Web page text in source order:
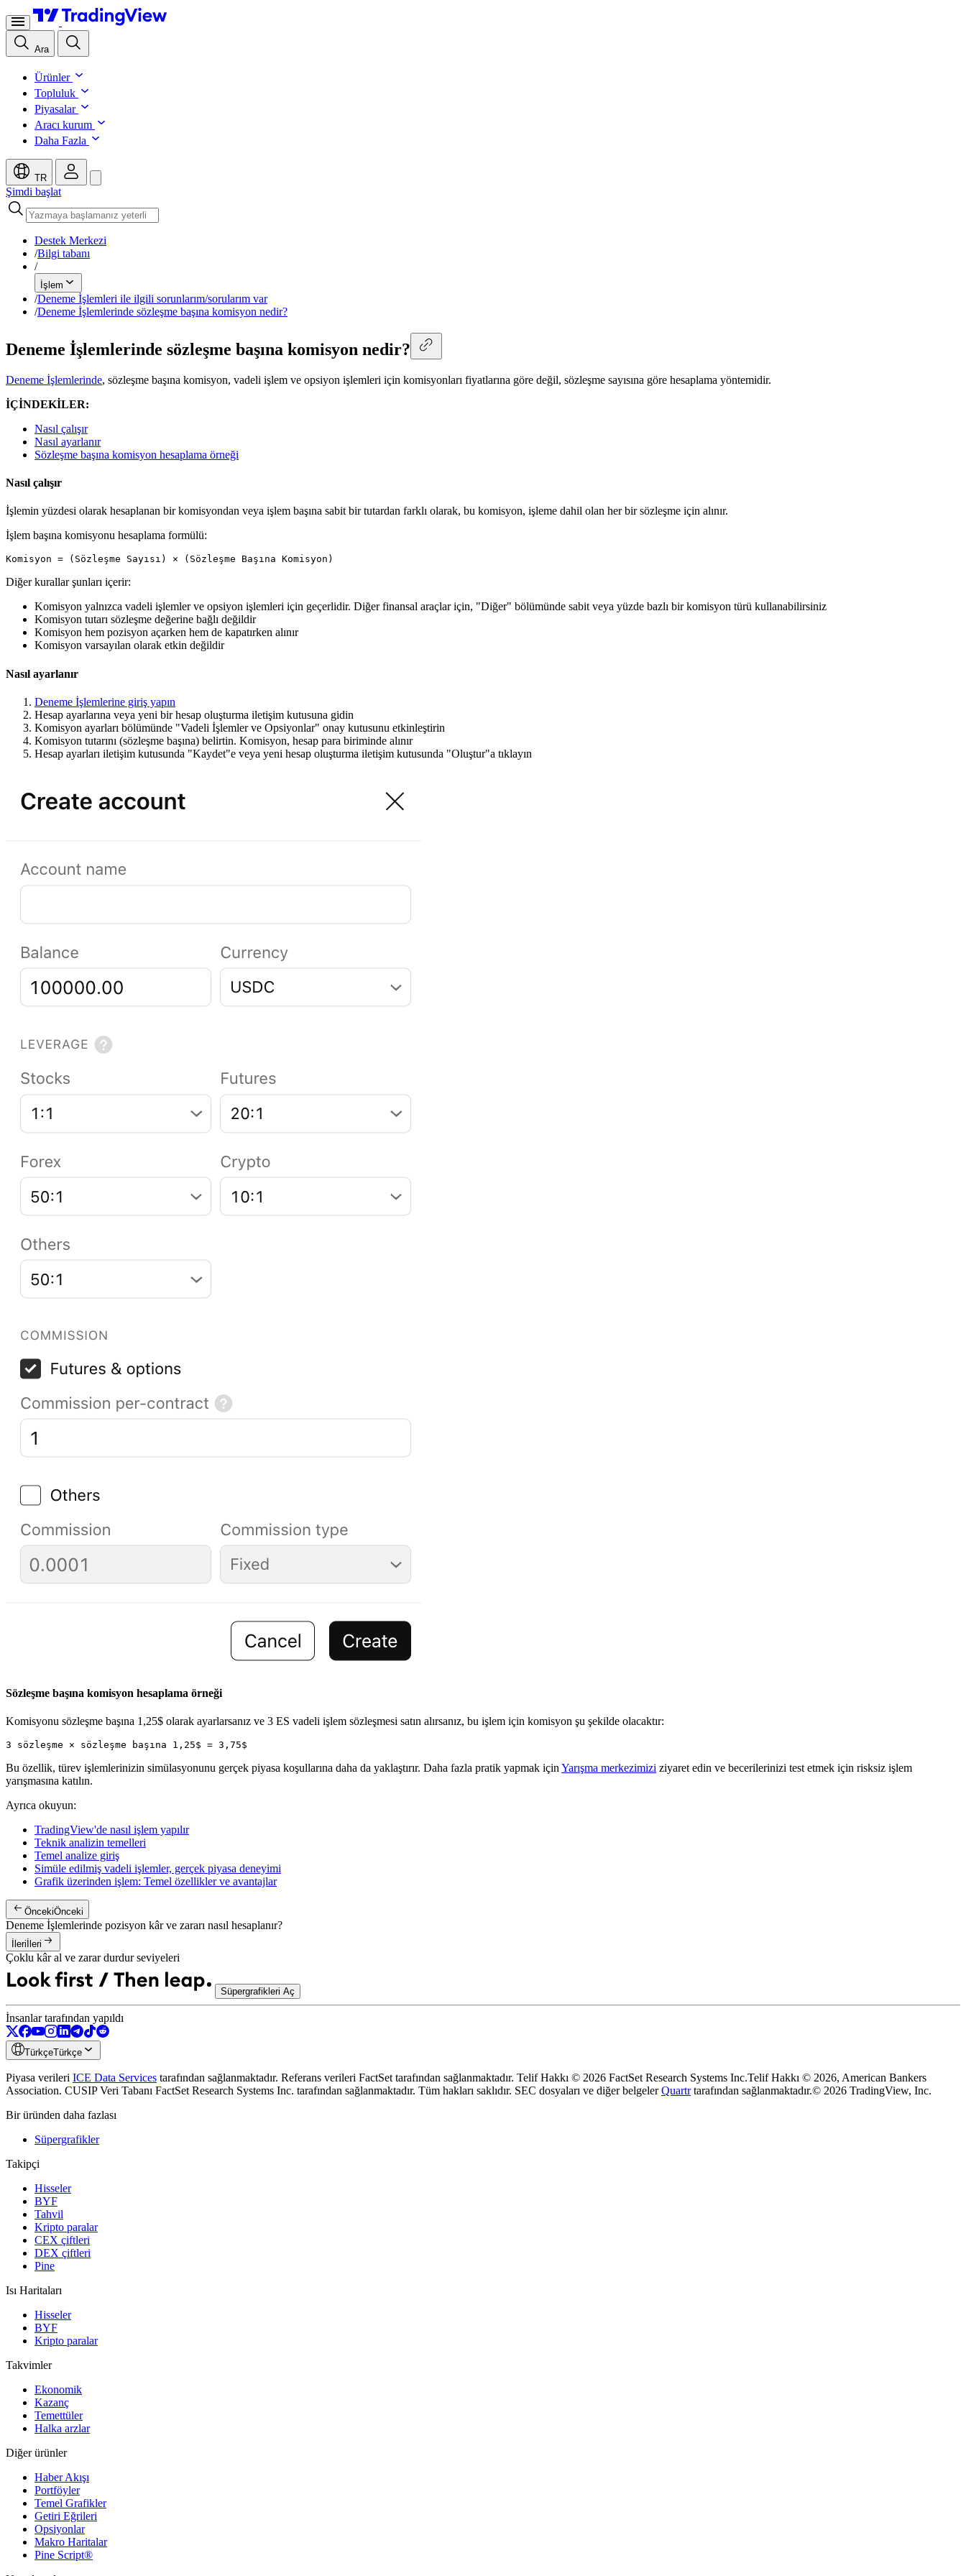
Ara
Ürünler
Topluluk
Piyasalar
Aracı kurum
Daha Fazla
TR
Şimdi başlat
Destek Merkezi
/Bilgi tabanı
/
İşlem
/Deneme İşlemleri ile ilgili sorunlarım/sorularım var
/Deneme İşlemlerinde sözleşme başına komisyon nedir?
Deneme İşlemlerinde sözleşme başına komisyon nedir?
Deneme İşlemlerinde, sözleşme başına komisyon, vadeli işlem ve opsiyon işlemleri için komisyonları fiyatlarına göre değil, sözleşme sayısına göre hesaplama yöntemidir.
İÇİNDEKİLER:
Nasıl çalışır
Nasıl ayarlanır
Sözleşme başına komisyon hesaplama örneği
Nasıl çalışır
İşlemin yüzdesi olarak hesaplanan bir komisyondan veya işlem başına sabit bir tutardan farklı olarak, bu komisyon, işleme dahil olan her bir sözleşme için alınır.
İşlem başına komisyonu hesaplama formülü:
Komisyon = (Sözleşme Sayısı) × (Sözleşme Başına Komisyon)
Diğer kurallar şunları içerir:
Komisyon yalnızca vadeli işlemler ve opsiyon işlemleri için geçerlidir. Diğer finansal araçlar için, "Diğer" bölümünde sabit veya yüzde bazlı bir komisyon türü kullanabilirsiniz
Komisyon tutarı sözleşme değerine bağlı değildir
Komisyon hem pozisyon açarken hem de kapatırken alınır
Komisyon varsayılan olarak etkin değildir
Nasıl ayarlanır
Deneme İşlemlerine giriş yapın
Hesap ayarlarına veya yeni bir hesap oluşturma iletişim kutusuna gidin
Komisyon ayarları bölümünde "Vadeli İşlemler ve Opsiyonlar" onay kutusunu etkinleştirin
Komisyon tutarını (sözleşme başına) belirtin. Komisyon, hesap para biriminde alınır
Hesap ayarları iletişim kutusunda "Kaydet"e veya yeni hesap oluşturma iletişim kutusunda "Oluştur"a tıklayın
Sözleşme başına komisyon hesaplama örneği
Komisyonu sözleşme başına 1,25$ olarak ayarlarsanız ve 3 ES vadeli işlem sözleşmesi satın alırsanız, bu işlem için komisyon şu şekilde olacaktır:
3 sözleşme × sözleşme başına 1,25$ = 3,75$
Bu özellik, türev işlemlerinizin simülasyonunu gerçek piyasa koşullarına daha da yaklaştırır. Daha fazla pratik yapmak içinYarışma merkezimizi ziyaret edin ve becerilerinizi test etmek için risksiz işlem
yarışmasına katılın.
Ayrıca okuyun:
TradingView'de nasıl işlem yapılır
Teknik analizin temelleri
Temel analize giriş
Simüle edilmiş vadeli işlemler, gerçek piyasa deneyimi
Grafik üzerinden işlem: Temel özellikler ve avantajlar
ÖncekiÖnceki
Deneme İşlemlerinde pozisyon kâr ve zararı nasıl hesaplanır?
İleri İleri
Çoklu kâr al ve zarar durdur seviyeleri
Süpergrafikleri Aç
İnsanlar tarafından yapıldı
TürkçeTürkçe
Piyasa verileri ICE Data Services tarafından sağlanmaktadır. Referans verileri FactSet tarafından sağlanmaktadır. Telif Hakkı © 2026 FactSet Research Systems Inc.Telif Hakkı © 2026, American Bankers
Association. CUSIP Veri Tabanı FactSet Research Systems Inc. tarafından sağlanmaktadır. Tüm hakları saklıdır. SEC dosyaları ve diğer belgelerQuartrtarafından sağlanmaktadır.© 2026 TradingView, Inc.
Bir üründen daha fazlası
Süpergrafikler
Takipçi
Hisseler
BYF
Tahvil
Kripto paralar
CEX çiftleri
DEX çiftleri
Pine
Isı Haritaları
Hisseler
BYF
Kripto paralar
Takvimler
Ekonomik
Kazanç
Temettüler
Halka arzlar
Diğer ürünler
Haber Akışı
Portföyler
Temel Grafikler
Getiri Eğrileri
Opsiyonlar
Makro Haritalar
Pine Script®